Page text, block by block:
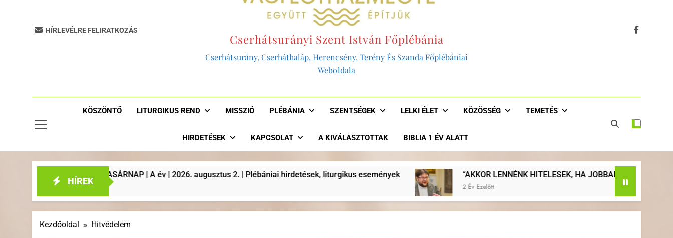
Cserhátsurányi Szent István Főplébánia
Cserhátsurány, Cserháthaláp, Herencsény, Terény És Szanda Főplébániai
Weboldala
HÍRLEVÉLRE FELIRATKOZÁS
KÖSZÖNTŐ LITURGIKUS REND MISSZIÓ PLÉBÁNIA SZENTSÉGEK LELKI ÉLET KÖZÖSSÉG TEMETÉS
HIRDETÉSEK KAPCSOLAT A KIVÁLASZTOTTAK BIBLIA 1 ÉV ALATT
HÍREK
| A év | 2026. augusztus 2. | Plébániai hirdetések, liturgikus események “AKKOR LENNÉNK HITELESEK, HA JOBBAN EVANGELIZÁLNÁNK, HA
Kezdőoldal Hitvédelem